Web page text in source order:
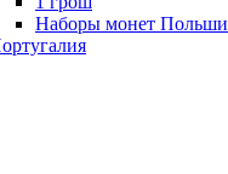
Наборы монет Польши